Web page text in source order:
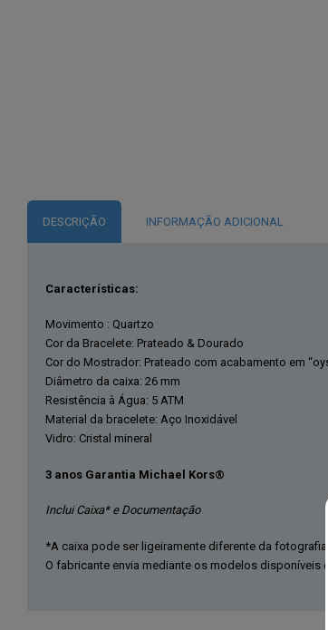
DESCRIÇÃO INFORMAÇÃO ADICIONAL
Características:
Movimento : Quartzo
Cor da Bracelete: Prateado & Dourado
Cor do Mostrador: Prateado com acabamento em
Diâmetro da caixa: 26 mm
Resistência à Água: 5 ATM
Material da bracelete: Aço Inoxidável
Vidro: Cristal mineral
3 anos Garantia Michael Kors®
Inclui Caixa* e Documentação
*A caixa pode ser ligeiramente diferente da fotografia.
O fabricante envia mediante os modelos disponíveis